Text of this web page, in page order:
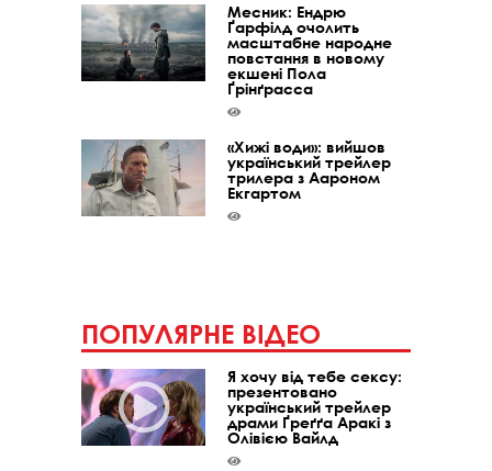
Месник: Ендрю
Ґарфілд очолить
масштабне народне
повстання в новому
екшені Пола
Ґрінґрасса
«Хижі води»: вийшов
український трейлер
трилера з Аароном
Екгартом
ПОПУЛЯРНЕ ВІДЕО
Я хочу від тебе сексу:
презентовано
український трейлер
драми Ґреґґа Аракі з
Олівією Вайлд